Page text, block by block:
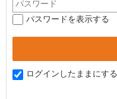
パスワードを表示する
ログインしたままにする